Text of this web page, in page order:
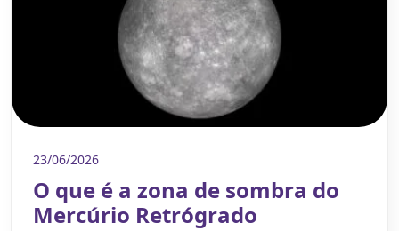
23/06/2026
O que é a zona de sombra do
Mercúrio Retrógrado